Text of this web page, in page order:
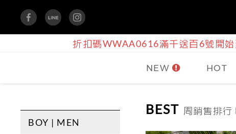
折扣碼WWAA0616滿千送百6號開
NEW HOT
BOY | MEN
BEST 周銷售排行